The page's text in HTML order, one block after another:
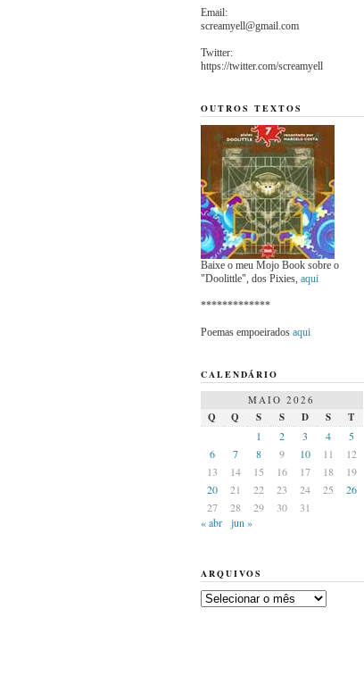
Email:
screamyell@gmail.com
Twitter:
https://twitter.com/screamyell
OUTROS TEXTOS
Baixe o meu Mojo Book sobre o
"Doolittle", dos Pixies, aqui
*************
Poemas empoeirados aqui
CALENDÁRIO
MAIO 2026
Q Q S S D S
T
1
2 3 4
5
6
7 8 9 10 11
12
13
14 15 16 17 18
19
20
21 22 23 24 25
26
27
28 29 30
31
« abr
jun »
ARQUIVOS
Arquivos